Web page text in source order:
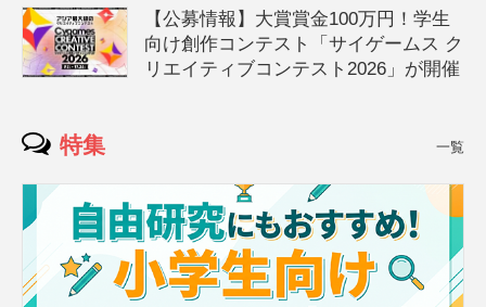
【公募情報】大賞賞金100万円！学生
向け創作コンテスト「サイゲームス ク
リエイティブコンテスト2026」が開催
特集 一覧